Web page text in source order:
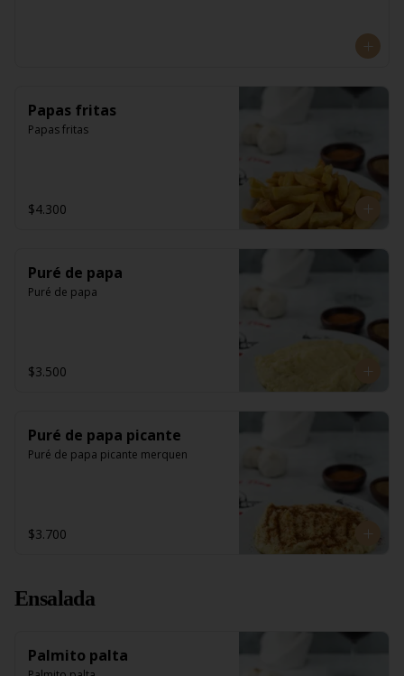
Papas fritas
Papas fritas
$4.300
Puré de papa
Puré de papa
$3.500
Puré de papa picante
Puré de papa picante merquen
$3.700
Ensalada
Palmito palta